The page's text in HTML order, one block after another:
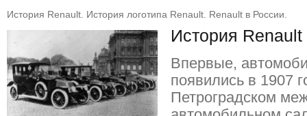
История Renault. История логотипа Renault. Renault в России.
История
Впервые,
появились в 1907
Петроградском